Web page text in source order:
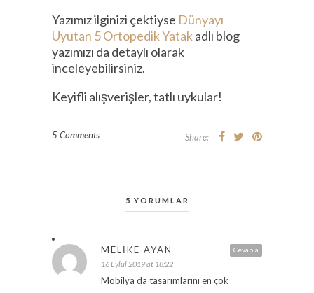
Yazımız ilginizi çektiyse Dünyayı
Uyutan 5 Ortopedik Yatakadlı blog
yazımızı da detaylı olarak
inceleyebilirsiniz.
Keyifli alışverişler, tatlı uykular!
5 Comments Share:
5 YORUMLAR
Cevapla
MELIKE AYAN
16 Eylül 2019 at 18:22
Mobilya da tasarımlarını en çok